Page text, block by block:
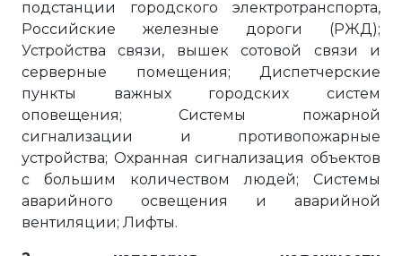
подстанции городского электротранспорта,
Российские железные дороги (РЖД);
Устройства связи, вышек сотовой связи и
серверные помещения; Диспетчерские
пункты важных городских систем
оповещения; Системы пожарной
сигнализации и противопожарные
устройства; Охранная сигнализация объектов
с большим количеством людей; Системы
аварийного освещения и аварийной
вентиляции; Лифты.